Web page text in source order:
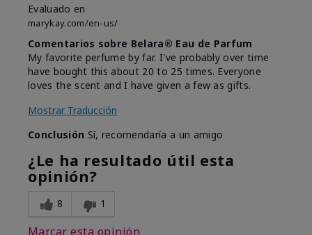
Evaluado en
marykay.com/en-us/
Comentarios sobre Belara® Eau de Parfum
My favorite perfume by far. I've probably over time
have bought this about 20 to 25 times. Everyone
loves the scent and I have given a few as gifts.
Mostrar Traducción
Conclusión Sí, recomendaría a un amigo
¿Le ha resultado útil esta
opinión?
8 1
Marcar esta opinión